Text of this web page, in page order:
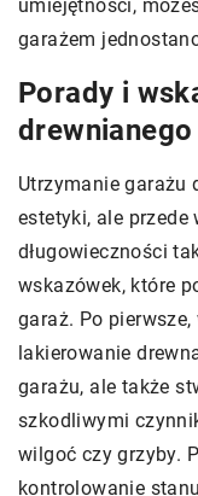
umiejętności,
garażem
Porady i
Utrzymanie garażu
estetyki, ale
długowieczności
wskazówek, które
garaż. Po
lakierowanie
garażu, ale także
szkodliwymi
wilgoć czy grzyby.
kontrolowanie